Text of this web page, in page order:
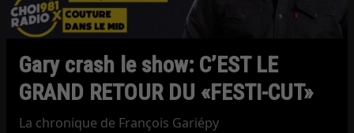
Gary crash le show: C’EST LE
GRAND RETOUR DU «FESTI-CUT»
La chronique de François Gariépy